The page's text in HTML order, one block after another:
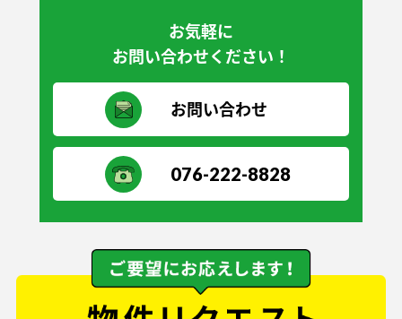
お気軽に
お問い合わせください！
お問い合わせ
076-222-8828